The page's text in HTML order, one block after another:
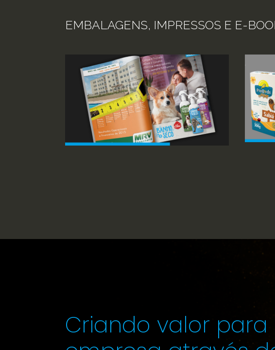
EMBALAGENS, IMPRESSOS E E-
Criando valor para